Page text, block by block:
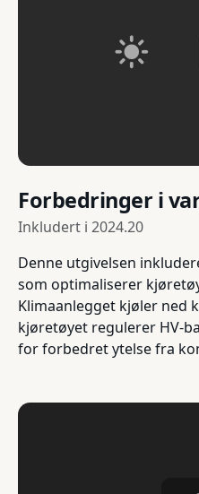
Forbedringer i
Inkludert i 2024.20
Denne utgivelsen
som optimaliserer
Klimaanlegget kjøler ned
kjøretøyet regulerer HV-
for forbedret ytelse fra